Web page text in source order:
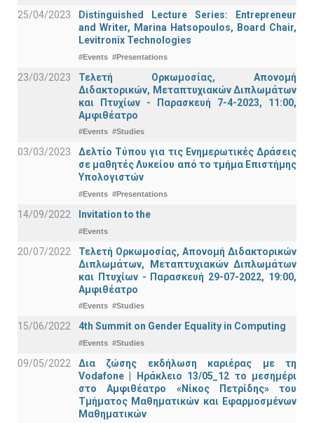
25/04/2023
Distinguished Lecture Series: Entrepreneur
and Writer, Marina Hatsopoulos, Board Chair,
Levitronix Technologies
#Events #Presentations
23/03/2023
Τελετή Ορκωμοσίας, Απονομή
Διδακτορικών, Μεταπτυχιακών Διπλωμάτων
και Πτυχίων - Παρασκευή 7-4-2023, 11:00,
Αμφιθέατρο
#Events #Studies
03/03/2023
Δελτίο Τύπου για τις Ενημερωτικές Δράσεις
σε μαθητές Λυκείου από το τμήμα Επιστήμης
Υπολογιστών
#Events #Presentations
14/09/2022 Invitation to the
#Events
20/07/2022
Τελετή Ορκωμοσίας, Απονομή Διδακτορικών
Διπλωμάτων, Μεταπτυχιακών Διπλωμάτων
και Πτυχίων - Παρασκευή 29-07-2022, 19:00,
Αμφιθέατρο
#Events #Studies
15/06/2022 4th Summit on Gender Equality in Computing
#Events #Studies
09/05/2022
Δια ζώσης εκδήλωση καριέρας με τη
Vodafone | Ηράκλειο 13/05_12 το μεσημέρι
στο Αμφιθέατρο «Νίκος Πετρίδης» του
Τμήματος Μαθηματικών και Εφαρμοσμένων
Μαθηματικών